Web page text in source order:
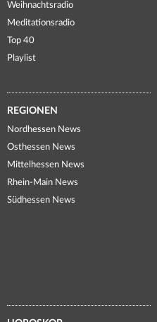
Weihnachtsradio
Meditationsradio
Top 40
Playlist
REGIONEN
Nordhessen News
Osthessen News
Mittelhessen News
Rhein-Main News
Südhessen News